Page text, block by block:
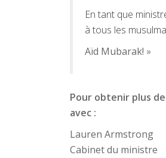
En tant que
à tous les
Aïd Mubarak! »
Pour obtenir plus
avec :
Lauren Armstrong
Cabinet du ministre